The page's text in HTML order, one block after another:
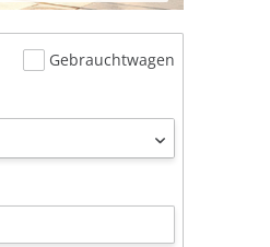
Gebrauchtwagen